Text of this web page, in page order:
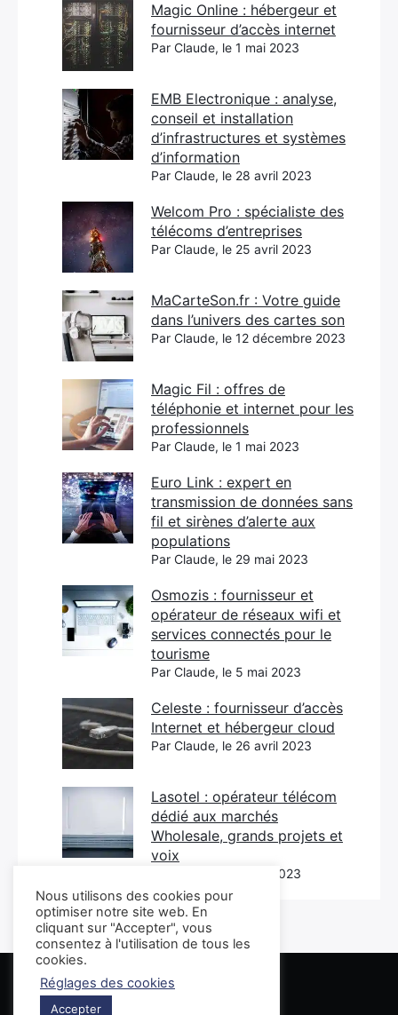
Magic Online : hébergeur et
fournisseur d’accès internet
Par Claude, le 1 mai 2023
EMB Electronique : analyse,
conseil et installation
d’infrastructures et systèmes
d’information
Par Claude, le 28 avril 2023
Welcom Pro : spécialiste des
télécoms d’entreprises
Par Claude, le 25 avril 2023
MaCarteSon.fr : Votre guide
dans l’univers des cartes son
Par Claude, le 12 décembre 2023
Magic Fil : offres de
téléphonie et internet pour les
professionnels
Par Claude, le 1 mai 2023
Euro Link : expert en
transmission de données sans
fil et sirènes d’alerte aux
populations
Par Claude, le 29 mai 2023
Osmozis : fournisseur et
opérateur de réseaux wifi et
services connectés pour le
tourisme
Par Claude, le 5 mai 2023
Celeste : fournisseur d’accès
Internet et hébergeur cloud
Par Claude, le 26 avril 2023
Lasotel : opérateur télécom
dédié aux marchés
Wholesale, grands projets et
voix
Par Claude, le 3 mai 2023
Annuaire Avis Gratuit
Nous utilisons des cookies pour
optimiser notre site web. En
cliquant sur "Accepter", vous
consentez à l'utilisation de tous les
cookies.
Réglages des cookies
Accepter